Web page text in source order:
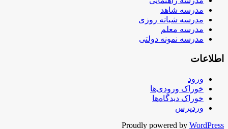
مدرسه شاهد
مدرسه شبانه روزی
مدرسه معلم
مدرسه نمونه دولتی
اطلاعات
ورود
خوراک ورودی‌ها
خوراک دیدگاه‌ها
وردپرس
Proudly powered by WordPress